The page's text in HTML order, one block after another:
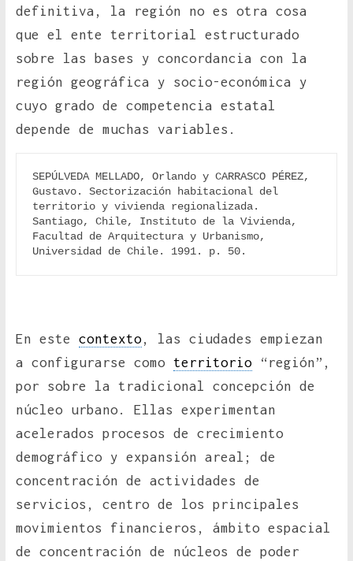
definitiva, la región no es otra cosa
que el ente territorial estructurado
sobre las bases y concordancia con la
región geográfica y socio-económica y
cuyo grado de competencia estatal
depende de muchas variables.
SEPÚLVEDA MELLADO, Orlando y CARRASCO PÉREZ,
Gustavo. Sectorización habitacional del
territorio y vivienda regionalizada.
Santiago, Chile, Instituto de la Vivienda,
Facultad de Arquitectura y Urbanismo,
Universidad de Chile. 1991. p. 50.
En este contexto, las ciudades empiezan
a configurarse como territorio“región”,
por sobre la tradicional concepción de
núcleo urbano. Ellas experimentan
acelerados procesos de crecimiento
demográfico y expansión areal; de
concentración de actividades de
servicios, centro de los principales
movimientos financieros, ámbito espacial
de concentración de núcleos de poder